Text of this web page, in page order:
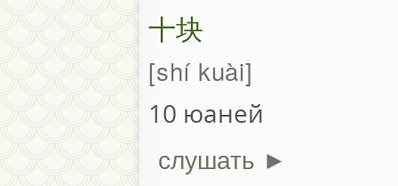
十块
shí kuài
10 юаней
слушать ►